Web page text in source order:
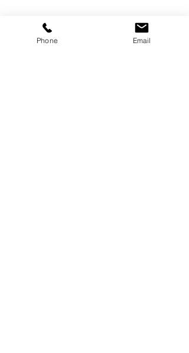
Phone Email